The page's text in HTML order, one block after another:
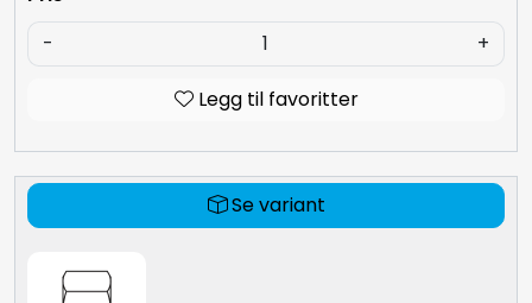
- +
Legg til favoritter
Se variant